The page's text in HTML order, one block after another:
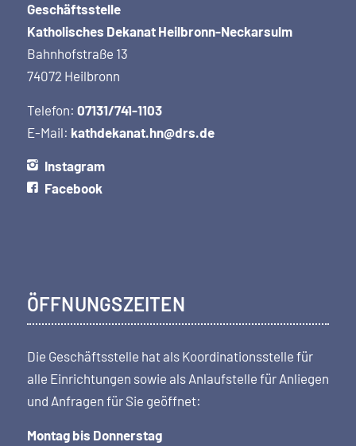
Geschäftsstelle
Katholisches Dekanat Heilbronn-Neckarsulm
Bahnhofstraße 13
74072 Heilbronn
Telefon: 07131/741-1103
E-Mail: kathdekanat.hn@drs.de
Instagram
Facebook
ÖFFNUNGSZEITEN
Die Geschäftsstelle hat als Koordi­nations­stelle für
alle Einrichtungen sowie als Anlaufstelle für Anliegen
und Anfragen für Sie geöffnet:
Montag bis Donnerstag